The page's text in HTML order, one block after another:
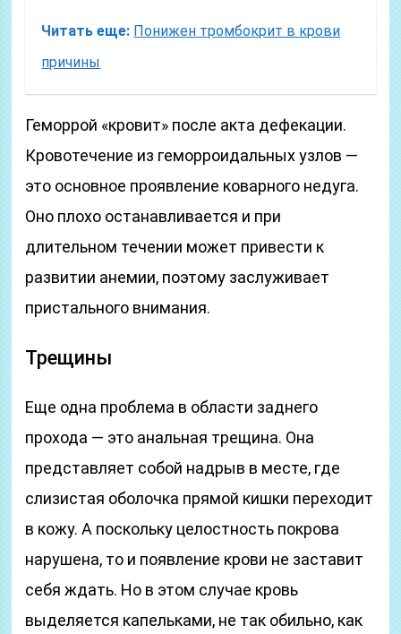
Читать еще: Понижен тромбокрит в крови
причины
Геморрой «кровит» после акта дефекации.
Кровотечение из геморроидальных узлов —
это основное проявление коварного недуга.
Оно плохо останавливается и при
длительном течении может привести к
развитии анемии, поэтому заслуживает
пристального внимания.
Трещины
Еще одна проблема в области заднего
прохода — это анальная трещина. Она
представляет собой надрыв в месте, где
слизистая оболочка прямой кишки переходит
в кожу. А поскольку целостность покрова
нарушена, то и появление крови не заставит
себя ждать. Но в этом случае кровь
выделяется капельками, не так обильно, как